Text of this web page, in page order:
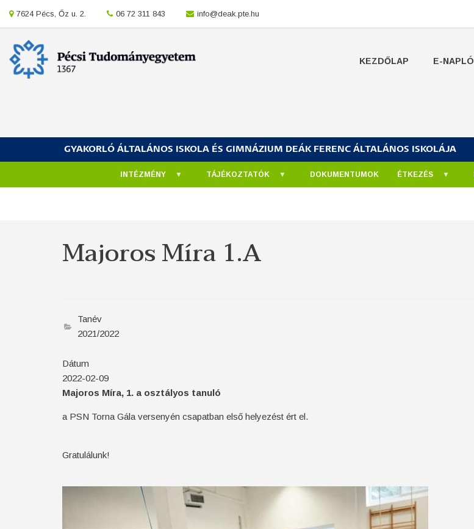
location
7624 Pécs, Őz u. 2. location
06 72 311 843 location
info@deak.pte.hu
KEZDŐLAP E-NAPLÓ
GYAKORLÓ ÁLTALÁNOS ISKOLA ÉS GIMNÁZIUM DEÁK FERENC ÁLTALÁNOS ISKOLÁJA
INTÉZMÉNY TÁJÉKOZTATÓK DOKUMENTUMOK ÉTKEZÉS
Majoros Míra 1.A
Tanév
2021/2022
Dátum
2022-02-09
Majoros Míra, 1. a osztályos tanuló
a PSN Torna Gála versenyén csapatban első helyezést ért el.
Gratulálunk!